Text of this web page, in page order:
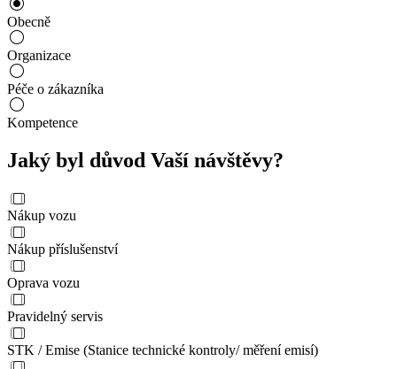
Obecně
Organizace
Péče o zákazníka
Kompetence
Jaký byl důvod Vaší návštěvy?
Nákup vozu
Nákup příslušenství
Oprava vozu
Pravidelný servis
STK / Emise (Stanice technické kontroly/ měření emisí)